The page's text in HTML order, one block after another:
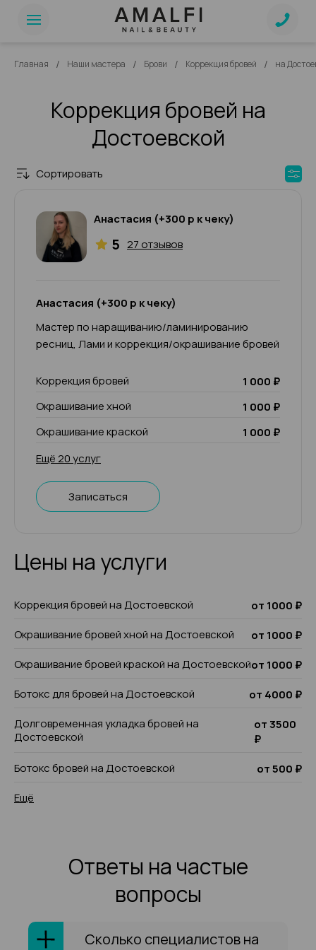
Главная / Наши мастера / Брови / Коррекция бровей / на
Коррекция бровей на
Достоевской
Сортировать
Анастасия (+300 р к чеку)
5 27 отзывов
Анастасия (+300 р к чеку)
Мастер по наращиванию/ламинированию
ресниц, Лами и коррекция/окрашивание бровей
Коррекция бровей
1 000 ₽
Окрашивание хной
1 000 ₽
Окрашивание краской
1 000 ₽
Ещё 20 услуг
Записаться
Цены на услуги
Коррекция бровей на Достоевской
от 1000 ₽
Окрашивание бровей хной на Достоевской
от 1000 ₽
Окрашивание бровей краской на Достоевскойот 1000 ₽
Ботокс для бровей на Достоевской
от 4000 ₽
Долговременная укладка бровей на
Достоевской
от 3500
₽
Ботокс бровей на Достоевской
от 500 ₽
Ещё
Ответы на частые
вопросы
Сколько специалистов на